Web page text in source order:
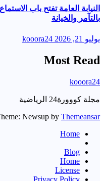
النيابة العامة تفتح باب
بالتآمر والخيانة
يوليو 21, 2026 kooora24
Most Read
kooora24
مجلة كووورة24 الرياضية
Newsup by Themeansar
Home
Blog
Home
License
Privacy Policy